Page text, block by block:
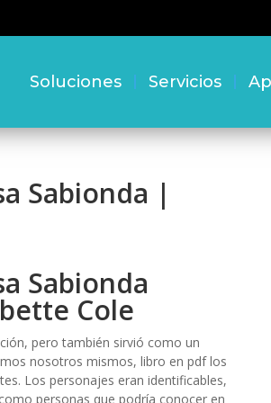
Soluciones Servicios
Sabionda |
Sabionda
Cole
pero también sirvió como un
nosotros mismos, libro en pdf los
Los personajes eran identificables,
personas que podría conocer en